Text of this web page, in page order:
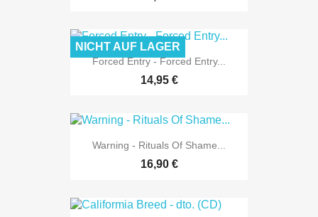
Forced Entry - Forced Entry...
14,95 €
NICHT AUF LAGER
Warning - Rituals Of Shame...
16,90 €